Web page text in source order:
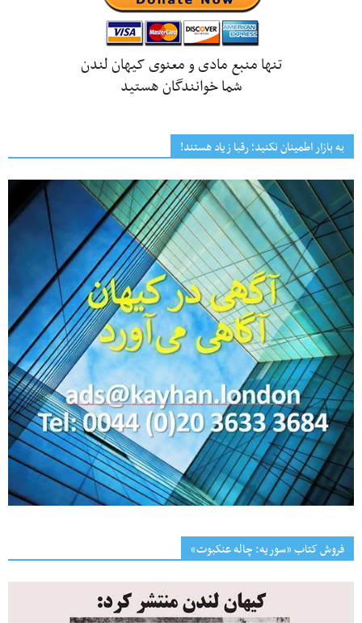
تنها منبع مادی و معنوی کیهان لندن
شما خوانندگان هستید
به بازار اطمینان نکنید؛ رقبا زیاد هستند!
فروش کتاب «سوریه: چاله عنکبوت»